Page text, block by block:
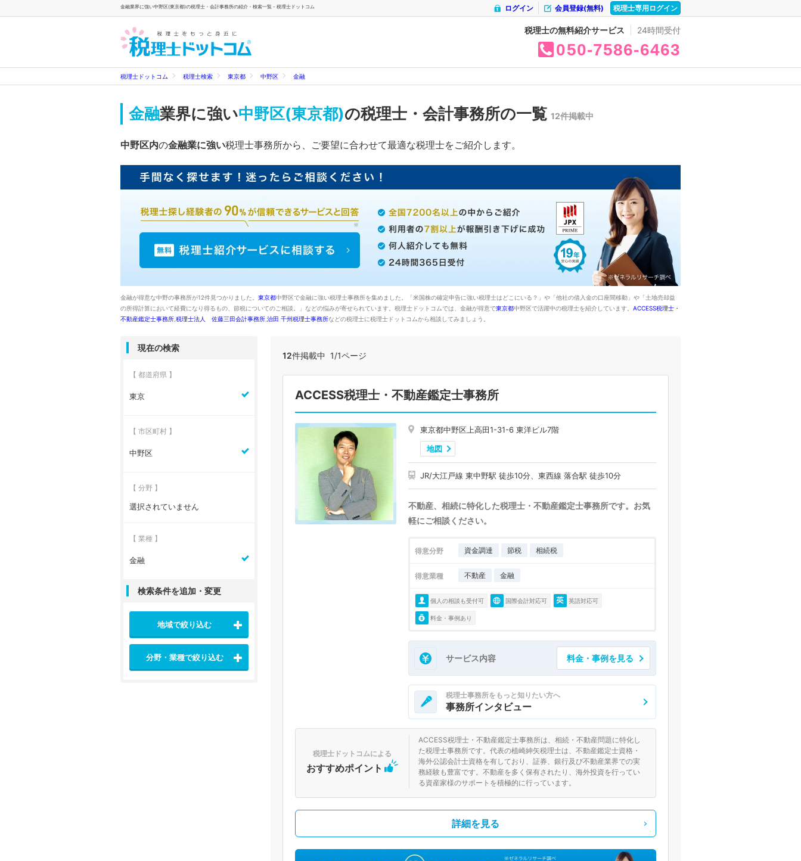
金融業界に強い中野区(東京都)の税理士・会計事務所の紹介・検索一覧 - 税理士ドットコム 税理士専用ログイン
会員登録(無料)
ログイン
税理士の無料紹介サービス 24時間受付
050 7586 6463
税理士ドットコム 税理士検索 東京都 中野区 金融
金融業界に強い中野区(東京都)の税理士・会計事務所の一覧 12件掲載中
中野区内の金融業に強い税理士事務所から、ご要望に合わせて最適な税理士をご紹介します。
金融が得意な中野の事務所が12件見つかりました。 東京都中野区で金融に強い税理士事務所を集めました。「米国株の確定申告に強い税理士はどこにいる？」や「他社の借入金の口座間移動」や「土地売却益
の所得計算において経費になり得るもの、節税についてのご相談。」などの悩みが寄せられています。税理士ドットコムでは、金融が得意で東京都中野区で活躍中の税理士を紹介しています。 ACCESS税理士・
不動産鑑定士事務所 税理士法人 佐藤三田会計事務所 治田 千州税理士事務所などの税理士に税理士ドットコムから相談してみましょう。
12件掲載中 1/1ページ
ACCESS税理士・不動産鑑定士事務所
東京都中野区上高田1-31-6 東洋ビル7階
地図
JR/大江戸線 東中野駅 徒歩10分、東西線 落合駅 徒歩10分
不動産、相続に特化した税理士・不動産鑑定士事務所です。お気
軽にご相談ください。
得意分野 資金調達 節税 相続税
得意業種 不動産 金融
個人の相談も受付可 国際会計対応可 英語対応可
料金・事例あり
サービス内容 料金・事例を見る
税理士事務所をもっと知りたい方へ
事務所インタビュー
税理士ドットコムによる
おすすめポイント
ACCESS税理士・不動産鑑定士事務所は、相続・不動産問題に特化し
た税理士事務所です。代表の植崎紳矢税理士は、不動産鑑定士資格・
海外公認会計士資格を有しており、証券、銀行及び不動産業界での実
務経験も豊富です。不動産を多く保有されたり、海外投資を行ってい
る資産家様のサポートを積極的に行っています。
詳細を見る
現在の検索
【 都道府県 】
東京
【 市区町村 】
中野区
【 分野 】
選択されていません
【 業種 】
金融
検索条件を追加・変更
地域で絞り込む
分野・業種で絞り込む